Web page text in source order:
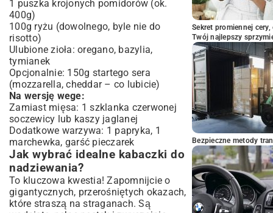
1 puszka krojonych pomidorów (ok.
400g)
100g ryżu (dowolnego, byle nie do
risotto)
Ulubione zioła: oregano, bazylia,
tymianek
Opcjonalnie: 150g startego sera
(mozzarella, cheddar – co lubicie)
Na wersję wege:
Zamiast mięsa: 1 szklanka czerwonej
soczewicy lub kaszy jaglanej
Dodatkowe warzywa: 1 papryka, 1
marchewka, garść pieczarek
Jak wybrać idealne kabaczki do
nadziewania?
To kluczowa kwestia! Zapomnijcie o
gigantycznych, przerośniętych okazach,
które straszą na straganach. Są
Sekret promiennej
Twój najlepszy
Bezpieczne metody